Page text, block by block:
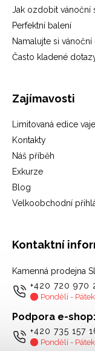
Jak ozdobit vánoční
Perfektní balení
Namalujte si
Často kladené
Zajímavosti
Limitovaná edice
Kontakty
Náš příběh
Exkurze
Blog
Velkoobchodní
Kontaktní
Kamenná prodejna
+420 720 970
Pondělí -
Podpora e-shop:
+420 735 157
Pondělí -